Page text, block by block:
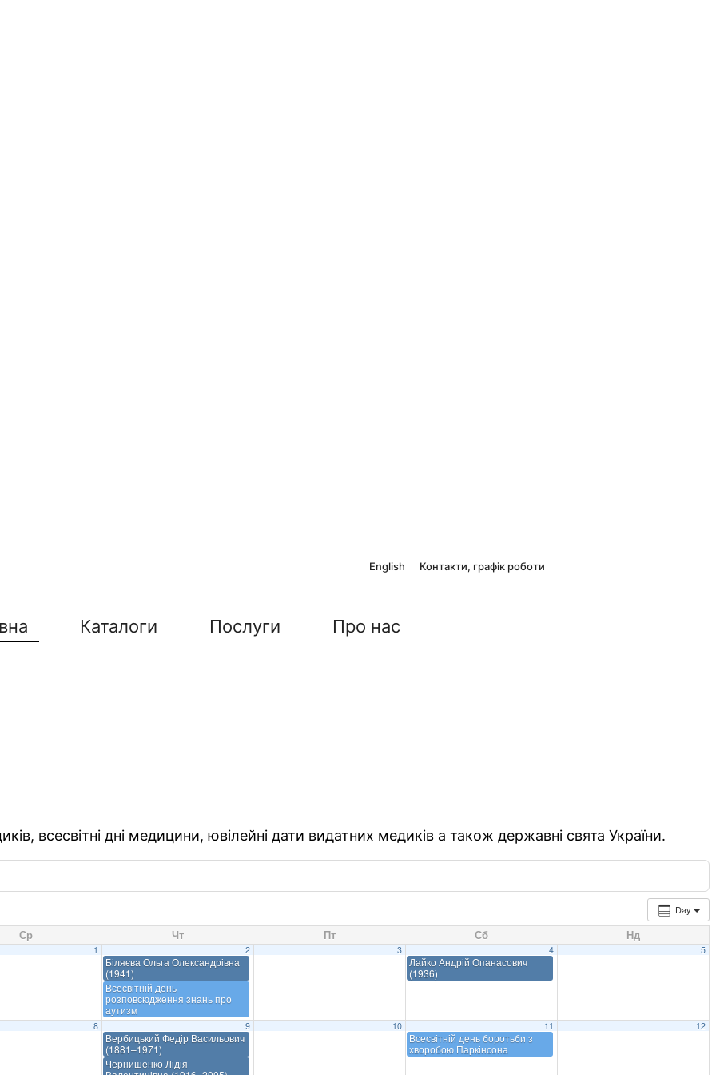
English Контакти, графік роботи
Каталоги Послуги Про нас
всесвітні дні медицини, ювілейні дати видатних медиків а також державні свята України.
Day
Ср Чт Пт Сб Нд
1 2
Біляєва Ольга Олександрівна
(1941)
Всесвітній день
розповсюдження знань про
аутизм
3 4
Лайко Андрій Опанасович
(1936)
5
8 9
Вербицький Федір Васильович
(1881–1971)
Чернишенко Лідія
10 11
Всесвітній день боротьби з
хворобою Паркінсона
12